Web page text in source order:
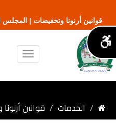
قوانين أرنونا وتخفيضات |
الخدمات قوانين